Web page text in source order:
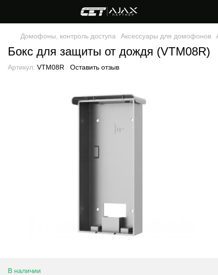
Домофоны, контроль доступа Аксессуары для домофонов
Бокс для защиты от дождя (VTM08R)
Артикул: VTM08R Оставить отзыв
В наличии